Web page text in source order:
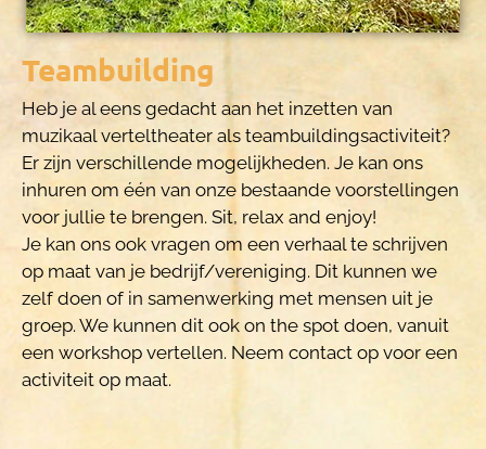
Teambuilding
Heb je al eens gedacht aan het inzetten van
muzikaal verteltheater als teambuildingsactiviteit?
Er zijn verschillende mogelijkheden. Je kan ons
inhuren om één van onze bestaande voorstellingen
voor jullie te brengen. Sit, relax and enjoy!
Je kan ons ook vragen om een verhaal te schrijven
op maat van je bedrijf/vereniging. Dit kunnen we
zelf doen of in samenwerking met mensen uit je
groep. We kunnen dit ook on the spot doen, vanuit
een workshop vertellen. Neem contact op voor een
activiteit op maat.